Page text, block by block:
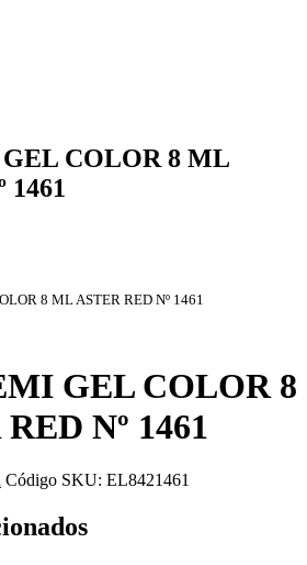
COLOR 8 ML
1461
8 ML ASTER RED Nº 1461
GEL COLOR 8
Nº 1461
Código SKU: EL8421461